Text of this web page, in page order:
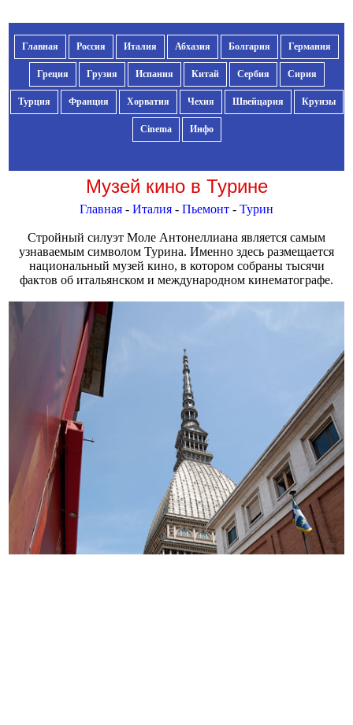
Главная Россия Италия Абхазия Болгария Германия
Греция Грузия Испания Китай Сербия Сирия
Турция Франция Хорватия Чехия Швейцария Круизы
Cinema Инфо
Музей кино в Турине
Главная - Италия - Пьемонт - Турин
Стройный силуэт Моле Антонеллиана является самым
узнаваемым символом Турина. Именно здесь размещается
национальный музей кино, в котором собраны тысячи
фактов об итальянском и международном кинематографе.